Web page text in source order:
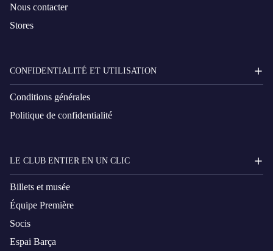
Nous contacter
Stores
CONFIDENTIALITÉ ET UTILISATION
Conditions générales
Politique de confidentialité
LE CLUB ENTIER EN UN CLIC
Billets et musée
Équipe Première
Socis
Espai Barça